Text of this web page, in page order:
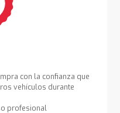
con la confianza que
vehículos durante
profesional